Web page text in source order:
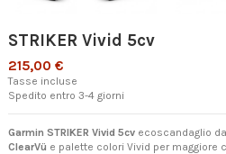
STRIKER Vivid 5cv
215,00 €
Tasse incluse
Spedito entro 3-4 giorni
Garmin STRIKER Vivid 5cv ecoscandaglio da
ClearVü e palette colori Vivid per maggiore